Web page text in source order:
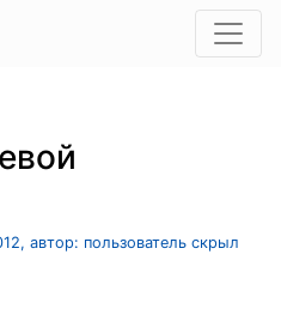
автор: пользователь скрыл